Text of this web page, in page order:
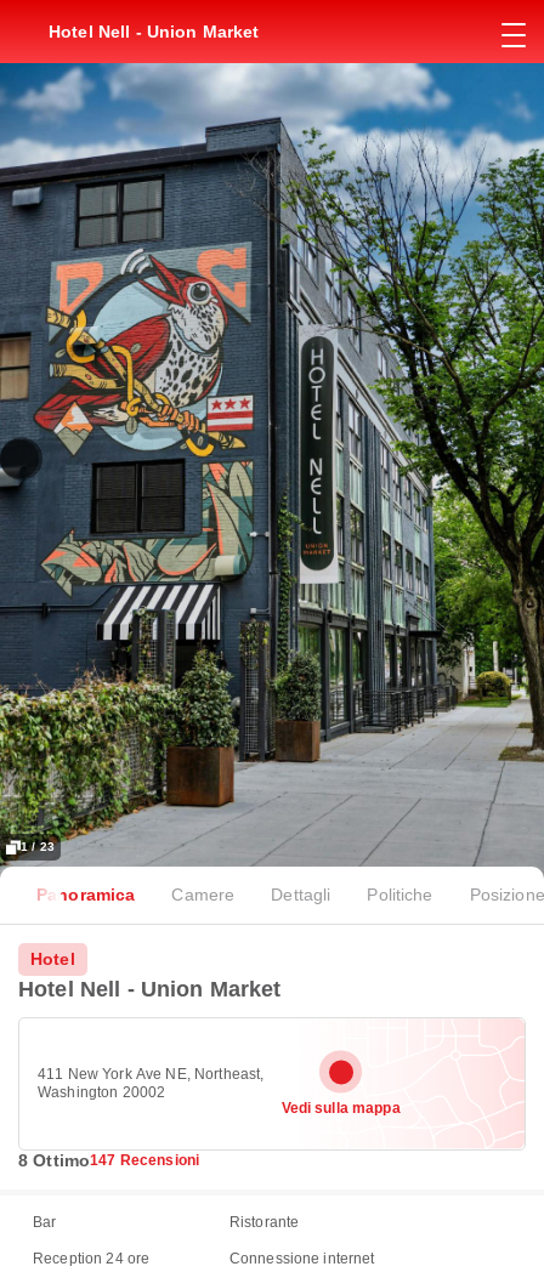
Hotel Nell - Union Market
1 / 23
Panoramica Camere Dettagli Politiche Posizione
Hotel
Hotel Nell - Union Market
411 New York Ave NE, Northeast,
Washington 20002
Vedi sulla mappa
8 Ottimo147 Recensioni
Bar Ristorante
Reception 24 ore Connessione internet